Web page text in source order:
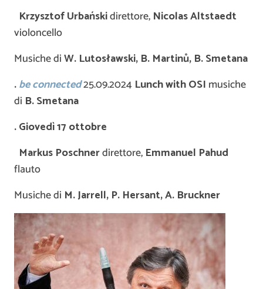
Krzysztof Urbańskidirettore, Nicolas Altstaedt
violoncello
Musiche diW. Lutosławski, B. Martinů, B. Smetana
.be connected25.09.2024 Lunch with OSI musiche
di B. Smetana
. Giovedì 17 ottobre
Markus Poschnerdirettore, Emmanuel Pahud
flauto
Musiche di M. Jarrell, P. Hersant, A. Bruckner